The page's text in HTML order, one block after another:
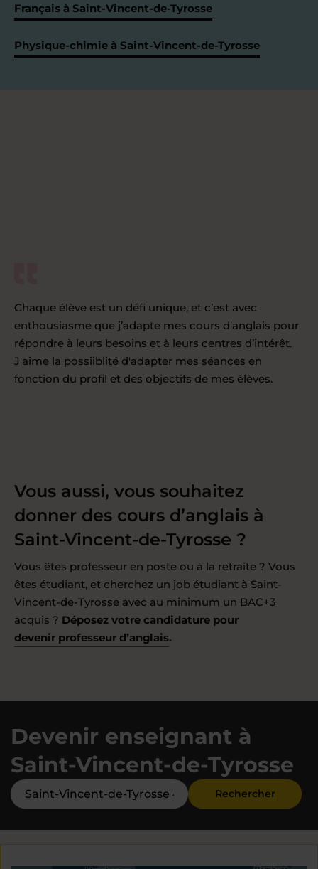
Français à Saint-Vincent-de-Tyrosse
Physique-chimie à Saint-Vincent-de-Tyrosse
Chaque élève est un défi unique, et c’est avec
enthousiasme que j’adapte mes cours d'anglais pour
répondre à leurs besoins et à leurs centres d’intérêt.
J'aime la possiiblité d'adapter mes séances en
fonction du profil et des objectifs de mes élèves.
Vous aussi, vous souhaitez
donner des cours d’anglais à
Saint-Vincent-de-Tyrosse ?
Vous êtes professeur en poste ou à la retraite ? Vous
êtes étudiant, et cherchez un job étudiant à Saint-
Vincent-de-Tyrosse avec au minimum un BAC+3
acquis ? Déposez votre candidature pour
devenir professeur d’anglais.
Devenir enseignant à
Saint-Vincent-de-Tyrosse
Rechercher